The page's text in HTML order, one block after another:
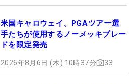
米国キャロウェイ、PGAツアー選
手たちが使用するノーメッキブレー
ドを限定発売
2026年8月6日 (木) 10時37分 33